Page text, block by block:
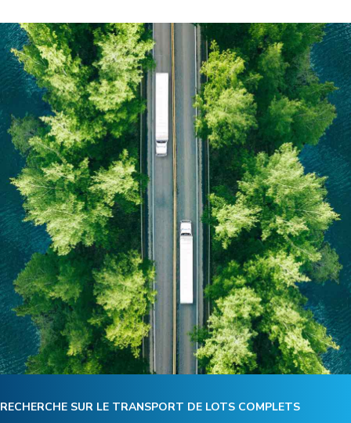
RECHERCHE SUR LE TRANSPORT DE LOTS COMPLETS